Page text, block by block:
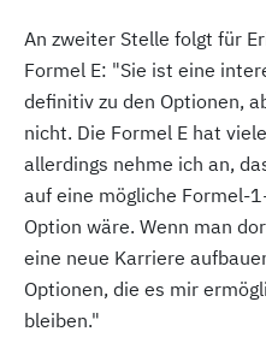
An zweiter Stelle folgt für
Formel E: "Sie ist eine
definitiv zu den Optionen,
nicht. Die Formel E hat
allerdings nehme ich an,
auf eine mögliche Formel-
Option wäre. Wenn man
eine neue Karriere
Optionen, die es mir
bleiben."